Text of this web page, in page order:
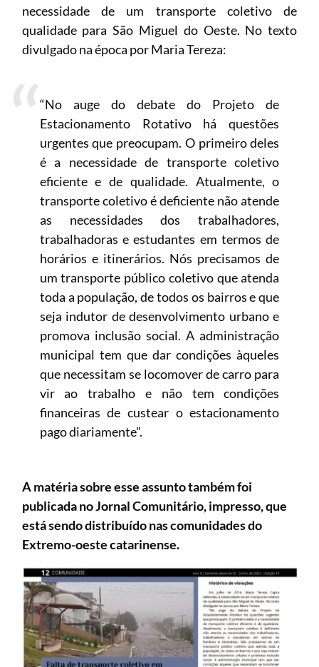
necessidade de um transporte coletivo de
qualidade para São Miguel do Oeste. No texto
divulgado na época por Maria Tereza:
“No auge do debate do Projeto de
Estacionamento Rotativo há questões
urgentes que preocupam. O primeiro deles
é a necessidade de transporte coletivo
eficiente e de qualidade. Atualmente, o
transporte coletivo é deficiente não atende
as necessidades dos trabalhadores,
trabalhadoras e estudantes em termos de
horários e itinerários. Nós precisamos de
um transporte público coletivo que atenda
toda a população, de todos os bairros e que
seja indutor de desenvolvimento urbano e
promova inclusão social. A administração
municipal tem que dar condições àqueles
que necessitam se locomover de carro para
vir ao trabalho e não tem condições
financeiras de custear o estacionamento
pago diariamente”.
A matéria sobre esse assunto também foi
publicada no Jornal Comunitário, impresso, que
está sendo distribuído nas comunidades do
Extremo-oeste catarinense.